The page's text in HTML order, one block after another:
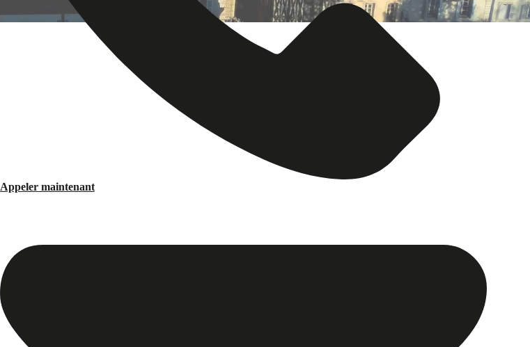
Appeler maintenant